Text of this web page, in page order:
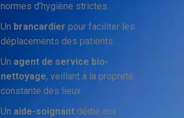
normes d’hygiène strictes.
Un brancardier pour faciliter les
déplacements des patients.
Un agent de service bio-
nettoyage, veillant à la propreté
constante des lieux.
Un aide-soignant dédié aux